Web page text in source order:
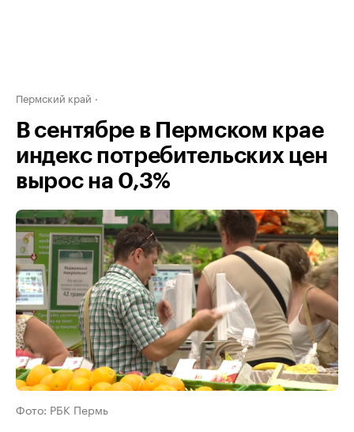
Пермский край
В сентябре в Пермском крае
индекс потребительских цен
вырос на 0,3%
Фото: РБК Пермь